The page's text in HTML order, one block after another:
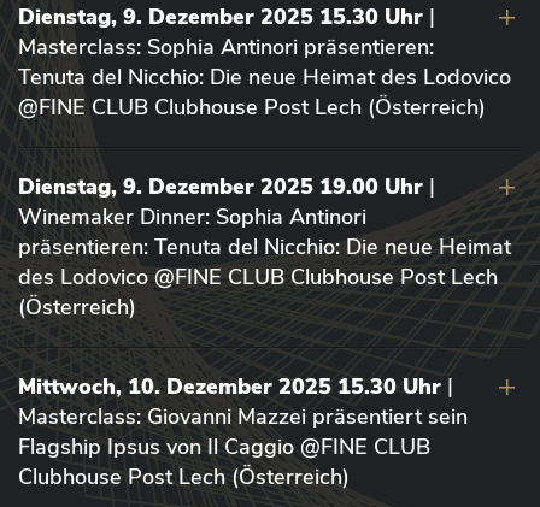
Dienstag, 9. Dezember 2025 15.30 Uhr |
Masterclass: Sophia Antinori präsentieren:
Tenuta del Nicchio: Die neue Heimat des Lodovico
@FINE CLUB Clubhouse Post Lech (Österreich)
Dienstag, 9. Dezember 2025 19.00 Uhr |
Winemaker Dinner: Sophia Antinori
präsentieren: Tenuta del Nicchio: Die neue Heimat
des Lodovico @FINE CLUB Clubhouse Post Lech
(Österreich)
Mittwoch, 10. Dezember 2025 15.30 Uhr |
Masterclass: Giovanni Mazzei präsentiert sein
Flagship Ipsus von Il Caggio @FINE CLUB
Clubhouse Post Lech (Österreich)